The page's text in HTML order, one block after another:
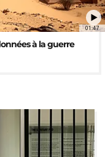
01:47
à la guerre